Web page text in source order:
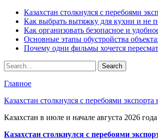
Казахстан столкнулся с перебоями
Как выбрать вытяжку для кухни и не
Как организовать безопасное и
Основные этапы обустройства
Почему одни фильмы хочется
Главное
Казахстан столкнулся с перебоями
Казахстан в июле и начале августа 2026
Казахстан столкнулся с перебоями